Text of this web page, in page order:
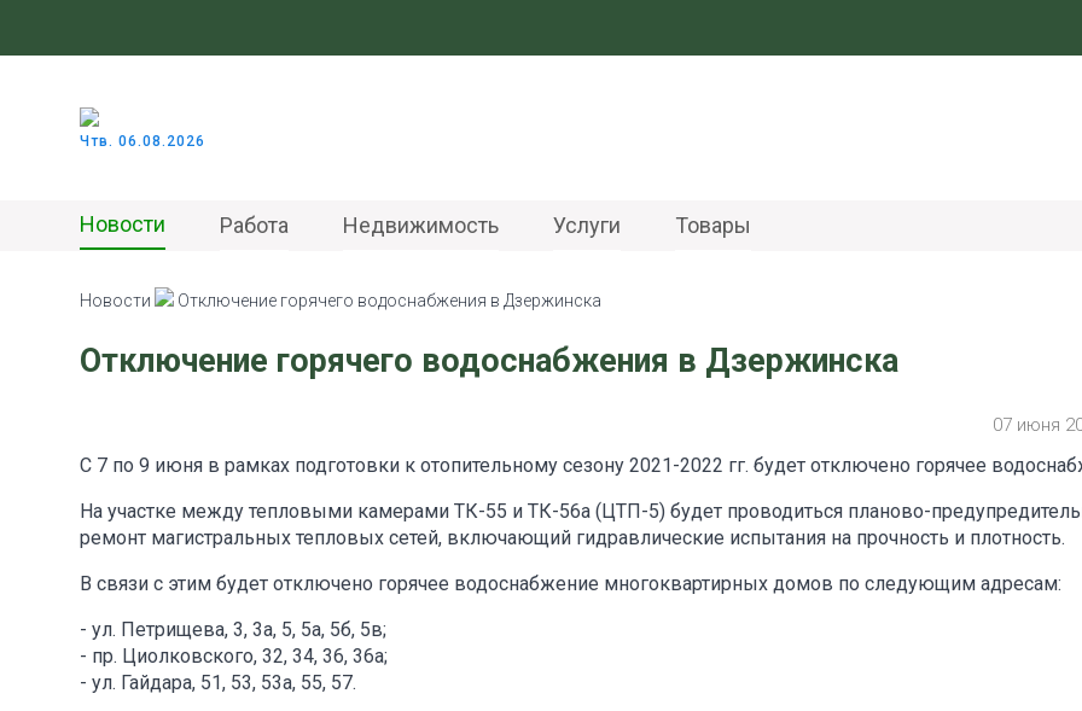
Чтв. 06.08.2026
Новости Работа Недвижимость Услуги Товары
Новости Отключение горячего водоснабжения в Дзержинска
Отключение горячего водоснабжения в Дзержинска
07 июня
С 7 по 9 июня в рамках подготовки к отопительному сезону 2021-2022 гг. будет отключено горячее
На участке между тепловыми камерами ТК-55 и ТК-56а (ЦТП-5) будет проводиться планово-
ремонт магистральных тепловых сетей, включающий гидравлические испытания на прочность и плотность.
В связи с этим будет отключено горячее водоснабжение многоквартирных домов по следующим адресам:
- ул. Петрищева, 3, 3а, 5, 5а, 5б, 5в;
- пр. Циолковского, 32, 34, 36, 36а;
- ул. Гайдара, 51, 53, 53а, 55, 57.